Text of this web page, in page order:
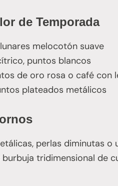
de Temporada
melocotón suave
puntos blancos
de oro rosa o café con
plateados metálicos
perlas diminutas
tridimensional de